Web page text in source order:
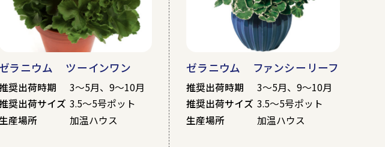
ラニウム ツーインワン
奨出荷時期
3～5月、9～10月
奨出荷サイズ 3.5～5号ポット
産場所
加温ハウス
ゼラニウム ファンシーリーフ
推奨出荷時期
3～5月、9～10月
推奨出荷サイズ 3.5～5号ポット
生産場所
加温ハウス